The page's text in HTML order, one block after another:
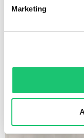
Marketing
auch den
darauf